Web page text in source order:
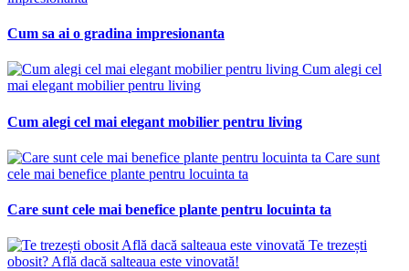
Cum sa ai o gradina impresionanta
Cum alegi cel
mai elegant mobilier pentru living
Cum alegi cel mai elegant mobilier pentru living
Care sunt
cele mai benefice plante pentru locuinta ta
Care sunt cele mai benefice plante pentru locuinta ta
Te trezești
obosit? Află dacă salteaua este vinovată!